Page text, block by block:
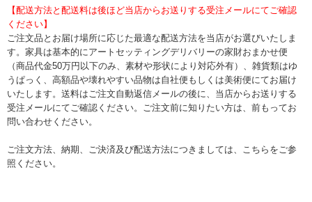
【配送方法と配送料は後ほど当店からお送りする受注メールにてご確認
ください】
ご注文品とお届け場所に応じた最適な配送方法を当店がお選びいたしま
す。家具は基本的にアートセッティングデリバリーの家財おまかせ便
（商品代金50万円以下のみ、素材や形状により対応外有）、雑貨類はゆ
うぱっく、高額品や壊れやすい品物は自社便もしくは美術便にてお届け
いたします。送料はご注文自動返信メールの後に、当店からお送りする
受注メールにてご確認ください。ご注文前に知りたい方は、前もってお
問い合わせください。
ご注文方法、納期、ご決済及び配送方法につきましては、 こちら をご参
照ください。